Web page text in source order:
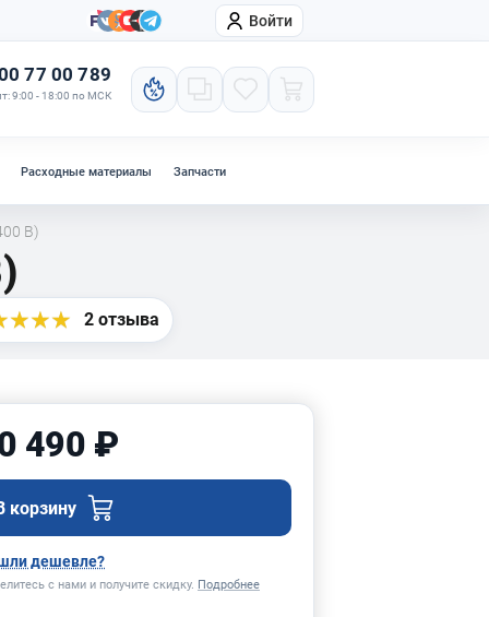
Компания Войти
77 00 789
9:00 - 18:00 по МСК
Расходные материалы Запчасти
В)
2 отзыва
490 ₽
корзину
дешевле?
с нами и получите скидку. Подробнее